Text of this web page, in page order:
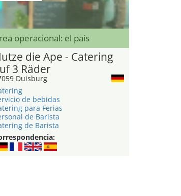
operacional: el país
die Ape - Catering
3 Räder
Duisburg
de bebidas
para Ferias
de Barista
de Barista